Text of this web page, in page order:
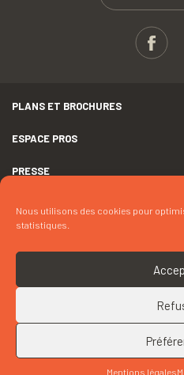
Nous utilisons des cookies pour
statistiques.
Mentions légales
PLANS ET BROCHURES
ESPACE PROS
PRESSE
DÉCLARATION D’ACCESSIBILITÉ